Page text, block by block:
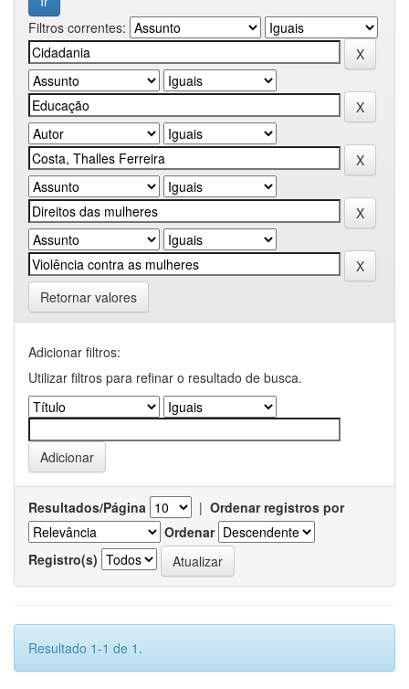
Filtros correntes:
Retornar valores
Adicionar filtros:
Utilizar filtros para refinar o resultado de busca.
Resultados/Página | Ordenar registros por
Ordenar
Registro(s)
Resultado 1-1 de 1.